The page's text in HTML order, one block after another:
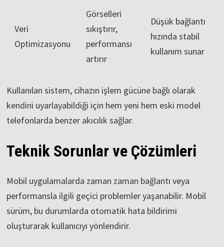
Veri
Optimizasyonu
Görselleri
sıkıştırır,
performansı
artırır
Düşük bağlantı
hızında stabil
kullanım sunar
Kullanılan sistem, cihazın işlem gücüne bağlı olarak
kendini uyarlayabildiği için hem yeni hem eski model
telefonlarda benzer akıcılık sağlar.
Teknik Sorunlar ve Çözümleri
Mobil uygulamalarda zaman zaman bağlantı veya
performansla ilgili geçici problemler yaşanabilir. Mobil
sürüm, bu durumlarda otomatik hata bildirimi
oluşturarak kullanıcıyı yönlendirir.